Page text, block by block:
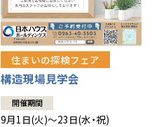
住まいの探検フェア
構造現場見学会
開催期間
9月1日(火)～23日(水・祝)